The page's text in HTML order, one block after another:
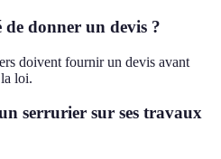
donner un devis ?
doivent fournir un devis avant
loi.
serrurier sur ses travaux